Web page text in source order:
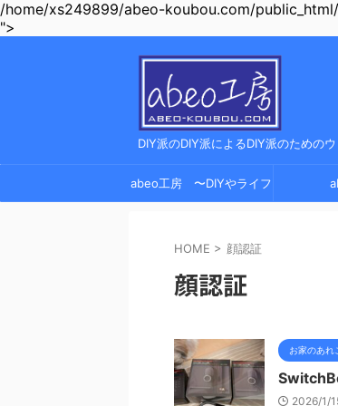
/home/xs249899/abeo-koubou.com/
">
DIY派のDIY派によるDIY派のための
abeo工房 〜DIYやライフ
ーの情報サイト〜
HOME > 顔認証
顔認証
お家のあれ
2026/1/